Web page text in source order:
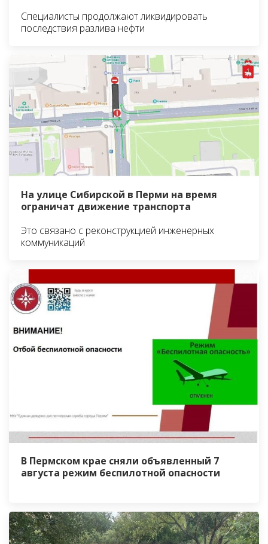
Специалисты продолжают ликвидировать
последствия разлива нефти
На улице Сибирской в Перми на время
ограничат движение транспорта
Это связано с реконструкцией инженерных
коммуникаций
В Пермском крае сняли объявленный 7
августа режим беспилотной опасности